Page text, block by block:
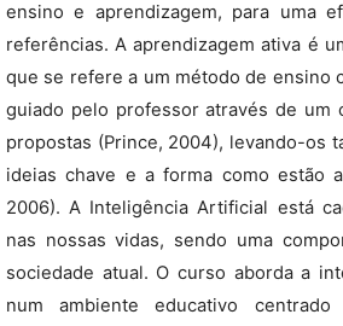
ensino e aprendizagem, para uma
referências. A aprendizagem ativa é
que se refere a um método de ensino
guiado pelo professor através de um
propostas (Prince, 2004), levando-os
ideias chave e a forma como estão
2006). A Inteligência Artificial está
nas nossas vidas, sendo uma
sociedade atual. O curso aborda a
num ambiente educativo